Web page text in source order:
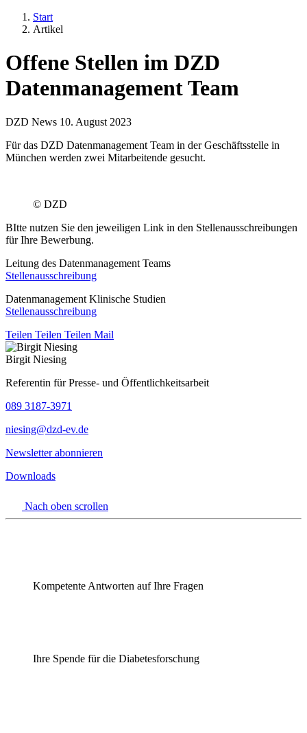
Start
Artikel
Offene Stellen im DZD
Datenmanagement Team
DZD News 10. August 2023
Für das DZD Datenmanagement Team in der Geschäftsstelle in
München werden zwei Mitarbeitende gesucht.
© DZD
BItte nutzen Sie den jeweiligen Link in den Stellenausschreibungen
für Ihre Bewerbung.
Leitung des Datenmanagement Teams
Stellenausschreibung
Datenmanagement Klinische Studien
Stellenausschreibung
Teilen Teilen Teilen Mail
Birgit Niesing
Referentin für Presse- und Öffentlichkeitsarbeit
089 3187-3971
niesing@dzd-ev.de
Newsletter abonnieren
Downloads
Nach oben scrollen
Kompetente Antworten auf Ihre Fragen
Ihre Spende für die Diabetesforschung